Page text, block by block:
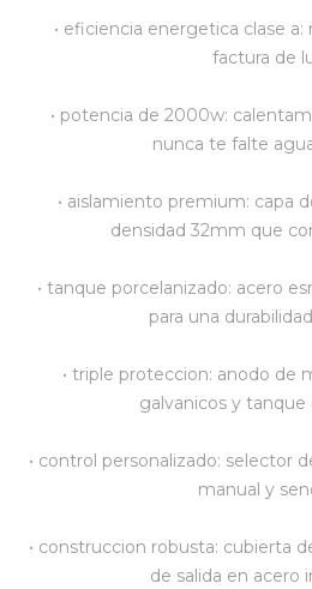
• eficiencia energetica clase
factura de
• potencia de 2000w:
nunca te falte
• aislamiento premium: capa
densidad 32mm que
• tanque porcelanizado: acero
para una
• triple proteccion: anodo de
galvanicos y tanque
• control personalizado: selector
manual y
• construccion robusta: cubierta
de salida en acero
Juguetes y artículos para
Gastronomía
Ferretería
Vestimenta y calzado